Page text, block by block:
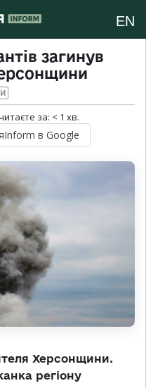
EN
загинув
за: < 1 хв.
в Google
Херсонщини.
регіону